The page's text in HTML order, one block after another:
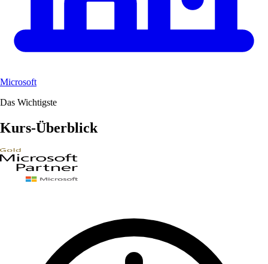
Microsoft
Das Wichtigste
Kurs-Überblick